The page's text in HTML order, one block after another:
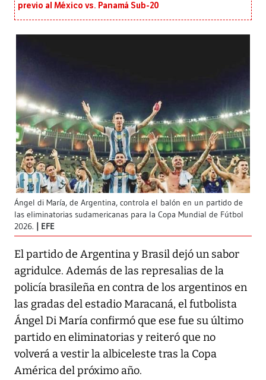
previo al México vs. Panamá Sub-20
Ángel di María, de Argentina, controla el balón en un partido de
las eliminatorias sudamericanas para la Copa Mundial de Fútbol
2026.
EFE
El partido de Argentina y Brasil dejó un sabor
agridulce. Además de las represalias de la
policía brasileña en contra de los argentinos en
las gradas del estadio Maracaná, el futbolista
Ángel Di María confirmó que ese fue su último
partido en eliminatorias y reiteró que no
volverá a vestir la albiceleste tras la Copa
América del próximo año.